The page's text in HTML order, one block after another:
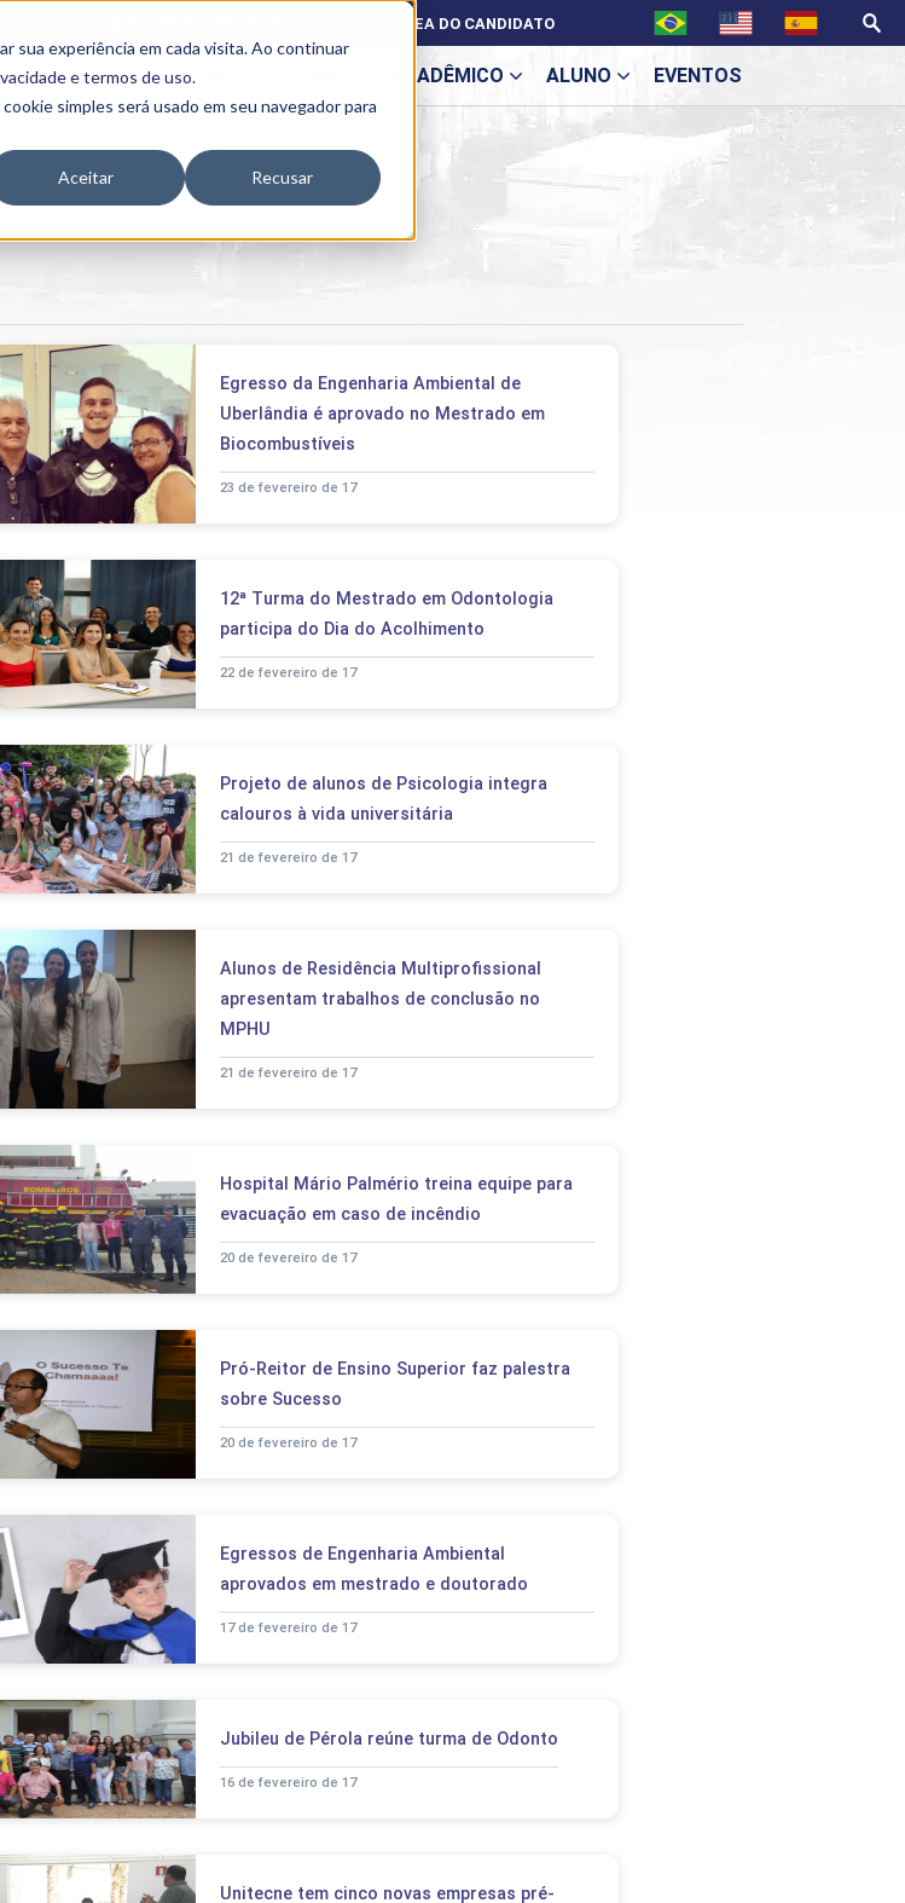
sua experiência em cada visita. Ao continuar
e termos de uso.
simples será usado em seu navegador para
Aceitar Recusar
ACADÊMICO
Acadêmicos
PIME
Programas de
Pesquisa e
Extensão
MPHU
NIT
ALUNO EVENTOS
ÁREA DO CANDIDATO
Egresso da Engenharia Ambiental de
Uberlândia é aprovado no Mestrado em
Biocombustíveis
23 de fevereiro de 17
12ª Turma do Mestrado em Odontologia
participa do Dia do Acolhimento
22 de fevereiro de 17
Projeto de alunos de Psicologia integra
calouros à vida universitária
21 de fevereiro de 17
Alunos de Residência Multiprofissional
apresentam trabalhos de conclusão no
MPHU
21 de fevereiro de 17
Hospital Mário Palmério treina equipe para
evacuação em caso de incêndio
20 de fevereiro de 17
Pró-Reitor de Ensino Superior faz palestra
sobre Sucesso
20 de fevereiro de 17
Egressos de Engenharia Ambiental
aprovados em mestrado e doutorado
17 de fevereiro de 17
Jubileu de Pérola reúne turma de Odonto
16 de fevereiro de 17
Unitecne tem cinco novas empresas pré-